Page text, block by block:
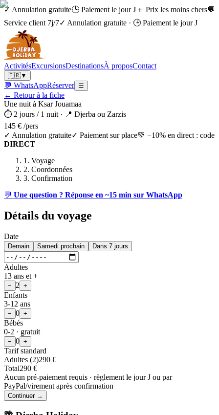
✓ Annulation gratuite🕒 Paiement le jour J＋ Prix les moins chers💬
Service client 7j/7✓ Annulation gratuite · 🕒 Paiement le jour J
ActivitésExcursionsDestinationsÀ proposContact
🇫🇷▼
💬 WhatsAppRéserver ☰
← Retour à la fiche
Une nuit à Ksar Jouamaa
⏱ 2 jours / 1 nuit · 📍 Djerba ou Zarzis
145 € /pers
✓ Annulation gratuite✓ Paiement sur place💚 −10% en direct : code
DIRECT
1. Voyage
2. Coordonnées
3. Confirmation
💬 Une question ? Réponse en ~15 min sur WhatsApp
Détails du voyage
Date
Demain Samedi prochain Dans 7 jours
Adultes
13 ans et +
− 2 +
Enfants
3-12 ans
− 0 +
Bébés
0-2 · gratuit
− 0 +
Tarif standard
Adultes (2)290 €
Total290 €
Aucun pré-paiement requis · règlement le jour J ou par
PayPal/virement après confirmation
Continuer →